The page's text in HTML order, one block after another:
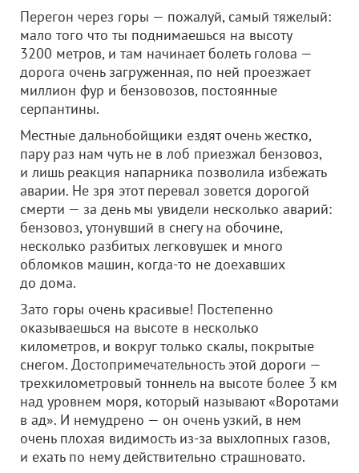
Перегон через горы — пожалуй, самый тяжелый:
мало того что ты поднимаешься на высоту
3200 метров, и там начинает болеть голова —
дорога очень загруженная, по ней проезжает
миллион фур и бензовозов, постоянные
серпантины.
Местные дальнобойщики ездят очень жестко,
пару раз нам чуть не в лоб приезжал бензовоз,
и лишь реакция напарника позволила избежать
аварии. Не зря этот перевал зовется дорогой
смерти — за день мы увидели несколько аварий:
бензовоз, утонувший в снегу на обочине,
несколько разбитых легковушек и много
обломков машин, когда-то не доехавших
до дома.
Зато горы очень красивые! Постепенно
оказываешься на высоте в несколько
километров, и вокруг только скалы, покрытые
снегом. Достопримечательность этой дороги —
трехкилометровый тоннель на высоте более 3 км
над уровнем моря, который называют «Воротами
в ад». И немудрено — он очень узкий, в нем
очень плохая видимость из-за выхлопных газов,
и ехать по нему действительно страшновато.